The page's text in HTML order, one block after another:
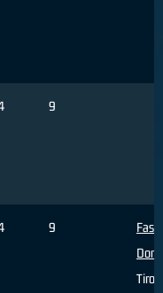
9
9
Tiro